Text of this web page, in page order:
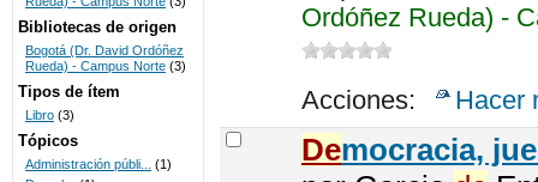
Ordóñez Rueda) -
Acciones: Hacer
Democracia,
Bibliotecas de origen
Bogotá (Dr. David Ordóñez
Rueda) - Campus Norte (3)
Tipos de ítem
Libro (3)
Tópicos
Administración públi...
(1)